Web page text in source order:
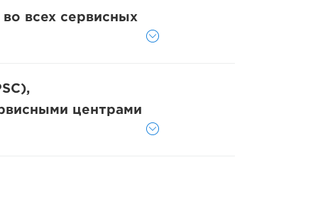
всех сервисных
центрами